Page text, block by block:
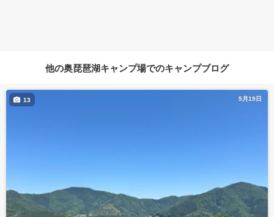
他の奥琵琶湖キャンプ場でのキャンプブログ
5月19日
13